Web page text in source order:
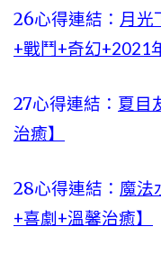
26心得連結： 月光
+戰鬥+奇幻+2021
27心得連結： 夏目
治癒】
28心得連結： 魔法
+喜劇+溫馨治癒】